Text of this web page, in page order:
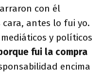
con él
antes lo fui yo.
y políticos
fui la compra
encima